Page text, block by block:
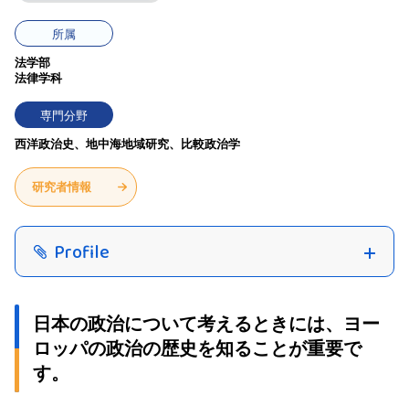
所属
法学部
法律学科
専門分野
西洋政治史、地中海地域研究、比較政治学
研究者情報
Profile
日本の政治について考えるときには、ヨー
ロッパの政治の歴史を知ることが重要で
す。